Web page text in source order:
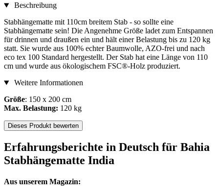
Beschreibung
Stabhängematte mit 110cm breitem Stab - so sollte eine
Stabhängematte sein! Die Angenehme Größe ladet zum Entspannen
für drinnen und draußen ein und hält einer Belastung bis zu 120 kg
statt. Sie wurde aus 100% echter Baumwolle, AZO-frei und nach
eco tex 100 Standard hergestellt. Der Stab hat eine Länge von 110
cm und wurde aus ökologischem FSC®-Holz produziert.
Weitere Informationen
Größe: 150 x 200 cm
Max. Belastung: 120 kg
Dieses Produkt bewerten
Erfahrungsberichte in Deutsch für Bahia
Stabhängematte India
Aus unserem Magazin: